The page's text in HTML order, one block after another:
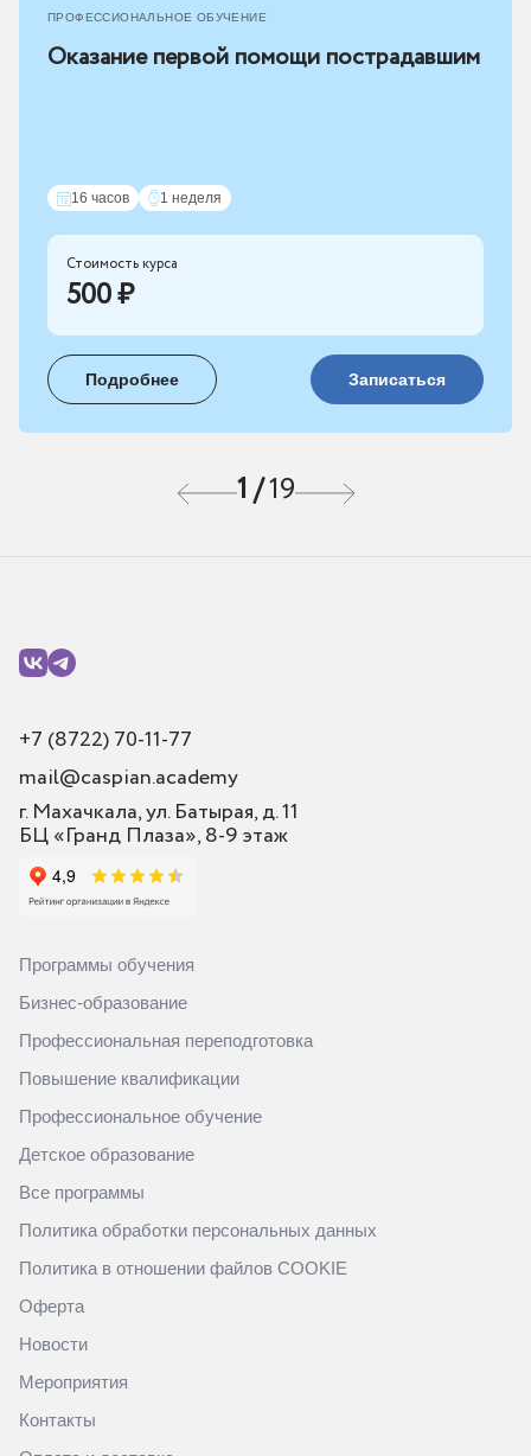
1/19
ПРОФЕССИОНАЛЬНОЕ ОБУЧЕНИЕ
Оказание первой помощи пострадавшим
16 часов 1 неделя
Стоимость курса
500 ₽
Подробнее Записаться
+7 (8722) 70-11-77
mail@caspian.academy
г. Махачкала, ул. Батырая, д. 11
БЦ «Гранд Плаза», 8-9 этаж
Программы обучения
Бизнес-образование
Профессиональная переподготовка
Повышение квалификации
Профессиональное обучение
Детское образование
Все программы
Политика обработки персональных данных
Политика в отношении файлов COOKIE
Оферта
Новости
Мероприятия
Контакты